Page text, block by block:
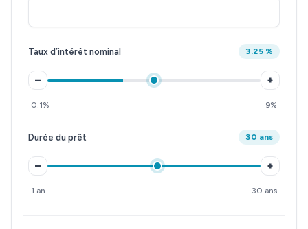
Taux d’intérêt nominal 3.25 %
– +
0.1% 9%
Durée du prêt 30 ans
– +
1 an 30 ans